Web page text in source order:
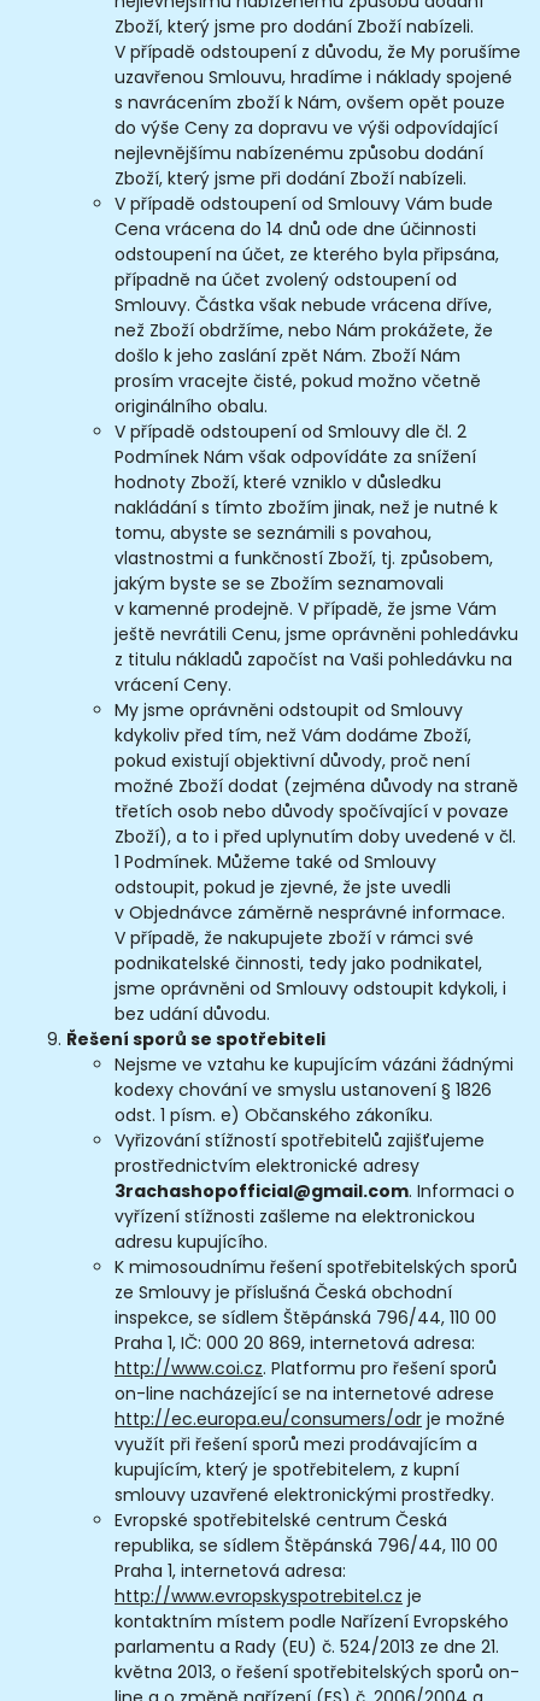
Zboží, který jsme pro dodání Zboží nabízeli.
V případě odstoupení z důvodu, že My porušíme
uzavřenou Smlouvu, hradíme i náklady spojené
s navrácením zboží k Nám, ovšem opět pouze
do výše Ceny za dopravu ve výši odpovídající
nejlevnějšímu nabízenému způsobu dodání
Zboží, který jsme při dodání Zboží nabízeli.
V případě odstoupení od Smlouvy Vám bude
Cena vrácena do 14 dnů ode dne účinnosti
odstoupení na účet, ze kterého byla připsána,
případně na účet zvolený odstoupení od
Smlouvy. Částka však nebude vrácena dříve,
než Zboží obdržíme, nebo Nám prokážete, že
došlo k jeho zaslání zpět Nám. Zboží Nám
prosím vracejte čisté, pokud možno včetně
originálního obalu.
V případě odstoupení od Smlouvy dle čl. 2
Podmínek Nám však odpovídáte za snížení
hodnoty Zboží, které vzniklo v důsledku
nakládání s tímto zbožím jinak, než je nutné k
tomu, abyste se seznámili s povahou,
vlastnostmi a funkčností Zboží, tj. způsobem,
jakým byste se se Zbožím seznamovali
v kamenné prodejně. V případě, že jsme Vám
ještě nevrátili Cenu, jsme oprávněni pohledávku
z titulu nákladů započíst na Vaši pohledávku na
vrácení Ceny.
My jsme oprávněni odstoupit od Smlouvy
kdykoliv před tím, než Vám dodáme Zboží,
pokud existují objektivní důvody, proč není
možné Zboží dodat (zejména důvody na straně
třetích osob nebo důvody spočívající v povaze
Zboží), a to i před uplynutím doby uvedené v čl.
1 Podmínek. Můžeme také od Smlouvy
odstoupit, pokud je zjevné, že jste uvedli
v Objednávce záměrně nesprávné informace.
V případě, že nakupujete zboží v rámci své
podnikatelské činnosti, tedy jako podnikatel,
jsme oprávněni od Smlouvy odstoupit kdykoli, i
bez udání důvodu.
Řešení sporů se spotřebiteli
Nejsme ve vztahu ke kupujícím vázáni žádnými
kodexy chování ve smyslu ustanovení § 1826
odst. 1 písm. e) Občanského zákoníku.
Vyřizování stížností spotřebitelů zajišťujeme
prostřednictvím elektronické adresy
3rachashopofficial@gmail.com. Informaci o
vyřízení stížnosti zašleme na elektronickou
adresu kupujícího.
K mimosoudnímu řešení spotřebitelských sporů
ze Smlouvy je příslušná Česká obchodní
inspekce, se sídlem Štěpánská 796/44, 110 00
Praha 1, IČ: 000 20 869, internetová adresa:
http://www.coi.cz. Platformu pro řešení sporů
on-line nacházející se na internetové adrese
http://ec.europa.eu/consumers/odr je možné
využít při řešení sporů mezi prodávajícím a
kupujícím, který je spotřebitelem, z kupní
smlouvy uzavřené elektronickými prostředky.
Evropské spotřebitelské centrum Česká
republika, se sídlem Štěpánská 796/44, 110 00
Praha 1, internetová adresa:
http://www.evropskyspotrebitel.cz je
kontaktním místem podle Nařízení Evropského
parlamentu a Rady (EU) č. 524/2013 ze dne 21.
května 2013, o řešení spotřebitelských sporů on-